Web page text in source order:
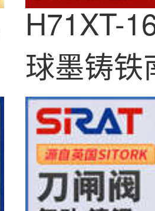
H71XT-
球墨铸铁